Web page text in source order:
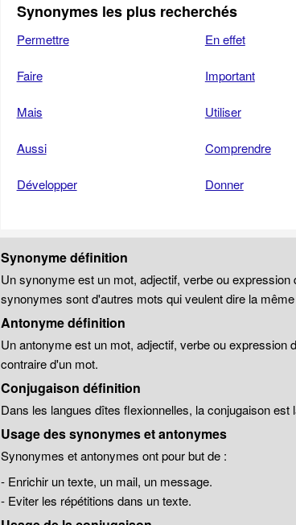
Synonymes les plus recherchés
Permettre En effet
Faire Important
Mais Utiliser
Aussi Comprendre
Développer Donner
Synonyme définition
Un synonyme est un mot, adjectif, verbe ou
synonymes sont d'autres mots qui veulent dire la
Antonyme définition
Un antonyme est un mot, adjectif, verbe ou
contraire d'un mot.
Conjugaison définition
Dans les langues dîtes flexionnelles, la conjugaison
Usage des synonymes et antonymes
Synonymes et antonymes ont pour but de :
- Enrichir un texte, un mail, un message.
- Eviter les répétitions dans un texte.